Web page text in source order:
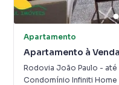
Apartamento
Apartamento à
Rodovia João Paulo - até
Condomínio Infiniti Home